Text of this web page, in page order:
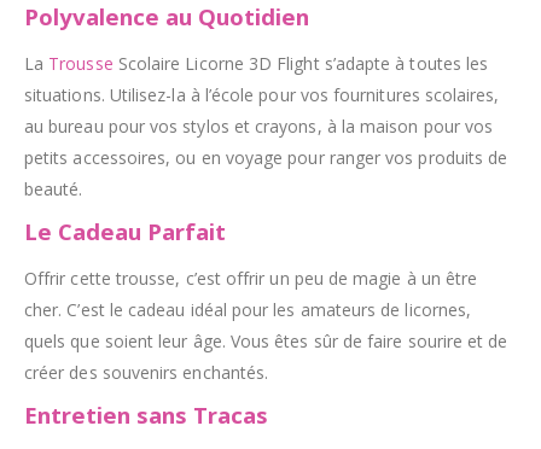
Polyvalence au Quotidien
La Trousse Scolaire Licorne 3D Flight s’adapte à toutes les
situations. Utilisez-la à l’école pour vos fournitures scolaires,
au bureau pour vos stylos et crayons, à la maison pour vos
petits accessoires, ou en voyage pour ranger vos produits de
beauté.
Le Cadeau Parfait
Offrir cette trousse, c’est offrir un peu de magie à un être
cher. C’est le cadeau idéal pour les amateurs de licornes,
quels que soient leur âge. Vous êtes sûr de faire sourire et de
créer des souvenirs enchantés.
Entretien sans Tracas